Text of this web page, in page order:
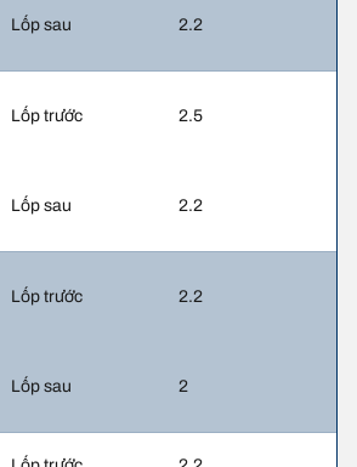
Lốp sau 2.2
Lốp trước 2.5
Lốp sau 2.2
Lốp trước 2.2
Lốp sau 2